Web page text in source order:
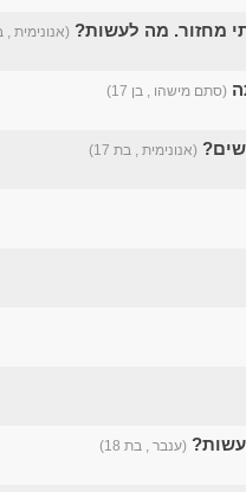
מחזור. מה לעשות? (אנונימית , בת
(סתם מישהו , בן 17)
(אנונימית , בת 17)
(ענבר , בת 18)